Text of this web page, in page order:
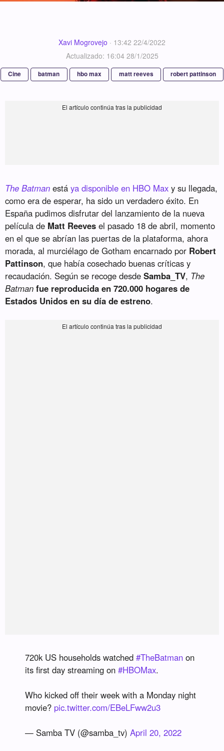
Xavi Mogrovejo · 13:42 22/4/2022
Actualizado: 16:04 28/1/2025
Cine batman hbo max matt reeves robert pattinson
The Batman estáya disponible en HBO Max y su llegada,
como era de esperar, ha sido un verdadero éxito. En
España pudimos disfrutar del lanzamiento de la nueva
película de Matt Reeves el pasado 18 de abril, momento
en el que se abrían las puertas de la plataforma, ahora
morada, al murciélago de Gotham encarnado por Robert
Pattinson, que había cosechado buenas críticas y
recaudación. Según se recoge desdeSamba_TV, The
Batman fue reproducida en 720.000 hogares de
Estados Unidos en su día de estreno.
720k US households watched#TheBatman on
its first day streaming on#HBOMax.
Who kicked off their week with a Monday night
movie? pic.twitter.com/EBeLFww2u3
— Samba TV (@samba_tv)April 20, 2022